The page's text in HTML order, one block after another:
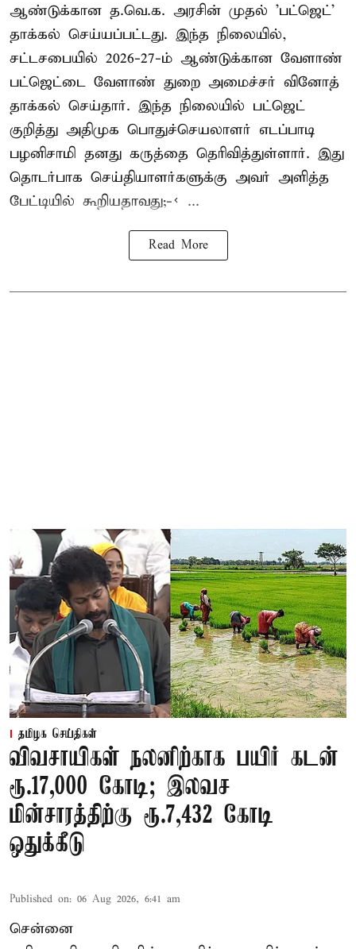
ஆண்டுக்கான த.வெ.க. அரசின் முதல் 'பட்ஜெட்'
தாக்கல் செய்யப்பட்டது. இந்த நிலையில்,
சட்டசபையில் 2026-27-ம் ஆண்டுக்கான வேளாண்
பட்ஜெட்டை வேளாண் துறை அமைச்சர் வினோத்
தாக்கல் செய்தார். இந்த நிலையில் பட்ஜெட்
குறித்து அதிமுக பொதுச்செயலாளர் எடப்பாடி
பழனிசாமி தனது கருத்தை தெரிவித்துள்ளார். இது
தொடர்பாக செய்தியாளர்களுக்கு அவர் அளித்த
பேட்டியில் கூறியதாவது;-< ...
Read More
தமிழக செய்திகள்
விவசாயிகள் நலனிற்காக பயிர் கடன்
ரூ.17,000 கோடி; இலவச
மின்சாரத்திற்கு ரூ.7,432 கோடி
ஒதுக்கீடு
Published on: 06 Aug 2026, 6:41 am
சென்னை